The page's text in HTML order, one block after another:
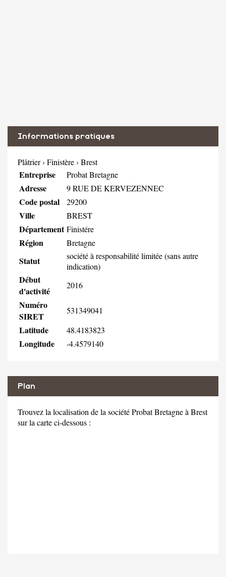
Informations pratiques
Plâtrier› Finistère› Brest
Entreprise Probat Bretagne
Adresse 9 RUE DE KERVEZENNEC
Code postal 29200
Ville BREST
Département Finistére
Région Bretagne
Statut
société à responsabilité limitée (sans autre
indication)
Début
d'activité
2016
Numéro
SIRET
531349041
Latitude 48.4183823
Longitude -4.4579140
Plan
Trouvez la localisation de la société Probat Bretagne à Brest
sur la carte ci-dessous :